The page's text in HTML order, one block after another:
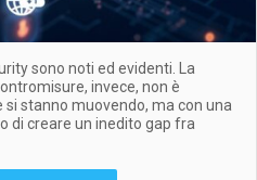
sono noti ed evidenti. La
invece, non è
stanno muovendo, ma con una
di creare un inedito gap fra